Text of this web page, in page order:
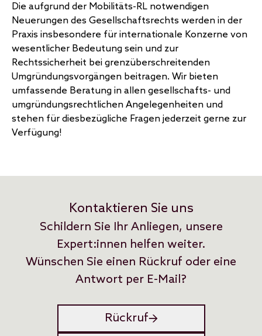
Die aufgrund der Mobilitäts-RL notwendigen
Neuerungen des Gesellschaftsrechts werden in der
Praxis insbesondere für internationale Konzerne von
wesentlicher Bedeutung sein und zur
Rechtssicherheit bei grenzüberschreitenden
Umgründungsvorgängen beitragen. Wir bieten
umfassende Beratung in allen gesellschafts- und
umgründungsrechtlichen Angelegenheiten und
stehen für diesbezügliche Fragen jederzeit gerne zur
Verfügung!
Kontaktieren Sie uns
Schildern Sie Ihr Anliegen, unsere
Expert:innen helfen weiter.
Wünschen Sie einen Rückruf oder eine
Antwort per E-Mail?
Rückruf